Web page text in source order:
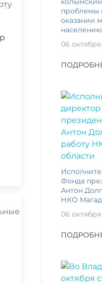
проблемы
оказании
населению
06 октября
Фонда
Антон
НКО
06 октября